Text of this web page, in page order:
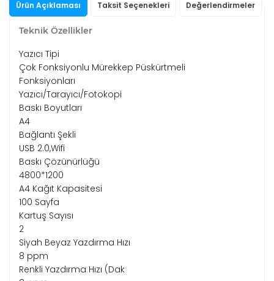
Ürün Açıklaması Taksit Seçenekleri Değerlendirmeler
Teknik Özellikler
Yazıcı Tipi
Çok Fonksiyonlu Mürekkep Püskürtmeli
Fonksiyonları
Yazıcı/Tarayıcı/Fotokopi
Baskı Boyutları
A4
Bağlantı Şekli
USB 2.0,Wifi
Baskı Çözünürlüğü
4800*1200
A4 Kağıt Kapasitesi
100 Sayfa
Kartuş Sayısı
2
Siyah Beyaz Yazdırma Hızı
8 ppm
Renkli Yazdırma Hızı (Dak